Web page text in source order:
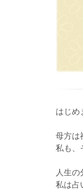
はじめ
母方は
私も、
人生
私は占